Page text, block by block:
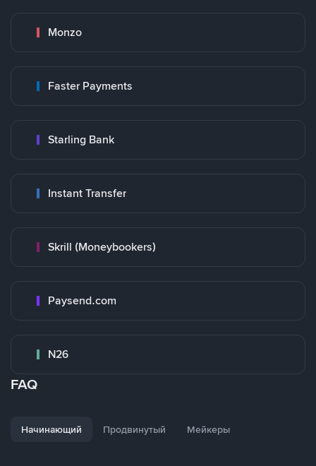
Monzo
Faster Payments
Starling Bank
Instant Transfer
Skrill (Moneybookers)
Paysend.com
N26
FAQ
Начинающий Продвинутый Мейкеры